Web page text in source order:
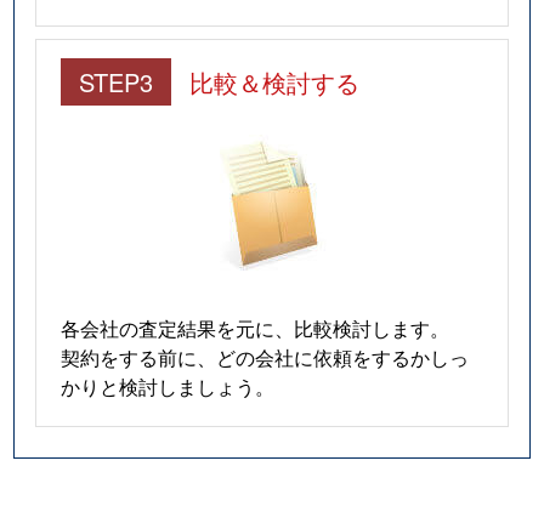
STEP3 比較＆検討する
各会社の査定結果を元に、比較検討します。
契約をする前に、どの会社に依頼をするかしっ
かりと検討しましょう。